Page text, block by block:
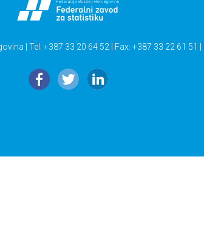
| Tel: +387 33 20 64 52 | Fax: +387 33 22 61 51 |